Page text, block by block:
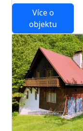
Více o
objektu